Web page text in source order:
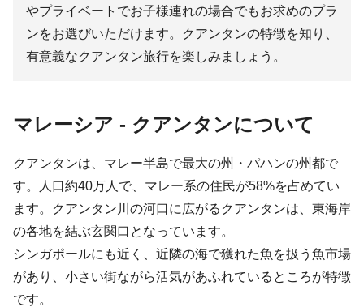
やプライベートでお子様連れの場合でもお求めのプラ
ンをお選びいただけます。クアンタンの特徴を知り、
有意義なクアンタン旅行を楽しみましょう。
マレーシア - クアンタンについて
クアンタンは、マレー半島で最大の州・パハンの州都で
す。人口約40万人で、マレー系の住民が58%を占めてい
ます。クアンタン川の河口に広がるクアンタンは、東海岸
の各地を結ぶ玄関口となっています。
シンガポールにも近く、近隣の海で獲れた魚を扱う魚市場
があり、小さい街ながら活気があふれているところが特徴
です。